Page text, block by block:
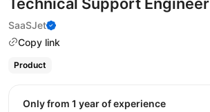
SaaSJet
Copy link
Product
Only from 1 year of experience